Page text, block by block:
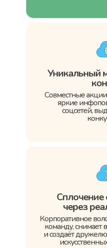
Совместные
яркие
соцсетей,
Уникальный
Корпоративное
команду, снимает
и создаёт
Сплочение
через